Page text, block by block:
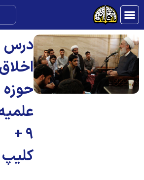
درس
اخلاق
حوزه
علمیه
9 +
کلیپ